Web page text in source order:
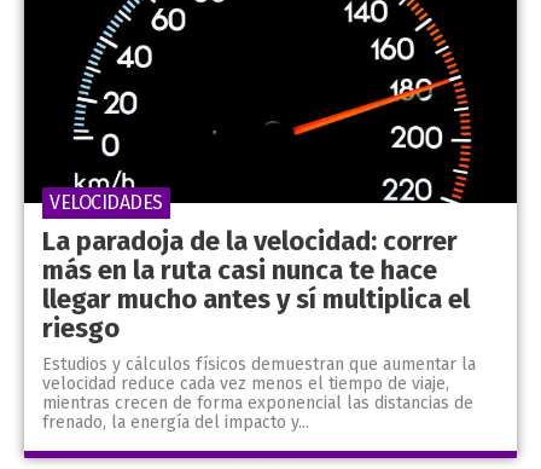
La paradoja de la velocidad: correr
más en la ruta casi nunca te hace
llegar mucho antes y sí multiplica el
riesgo
Estudios y cálculos físicos demuestran que aumentar la
velocidad reduce cada vez menos el tiempo de viaje,
mientras crecen de forma exponencial las distancias de
frenado, la energía del impacto y...
VELOCIDADES